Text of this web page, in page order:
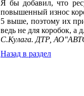
Я бы добавил, что
повышенный износ
5 выше, поэтому их
ведь не для коробок, а
С.Кулага. ДТР,
Назад в раздел